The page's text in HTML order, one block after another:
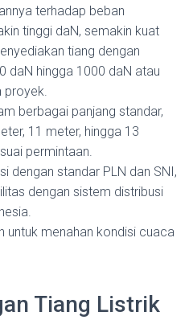
terhadap beban
tinggi daN, semakin kuat
tiang dengan
daN hingga 1000 daN atau
proyek.
berbagai panjang standar,
11 meter, hingga 13
permintaan.
dengan standar PLN dan SNI,
dengan sistem distribusi
untuk menahan kondisi cuaca
Tiang Listrik